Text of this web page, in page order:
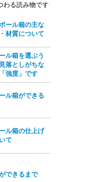
わる読み物です
ール箱の主な
材質について
ル箱を選ぶう
落としがちな
強度」です
ル箱ができる
ル箱の仕上げ
て
できるまで